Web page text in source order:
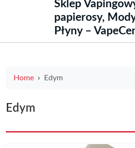
Sklep
papierosy,
Płyny –
Home Edym
Edym